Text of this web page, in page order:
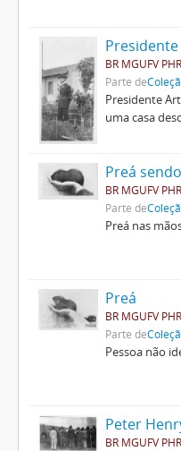
BR MGUFV
Parte de
Presidente
uma casa
Preá
BR MGUFV
Parte de
Preá nas
Preá
BR MGUFV
Parte de
Pessoa não
BR MGUFV